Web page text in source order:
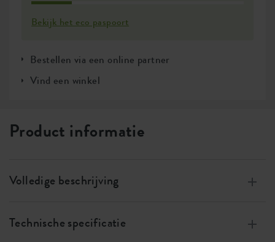
Bekijk het eco paspoort
Bestellen via een online partner
Vind een winkel
Product informatie
Volledige beschrijving
windenergie, 100% recyclebaar
Technische specificatie